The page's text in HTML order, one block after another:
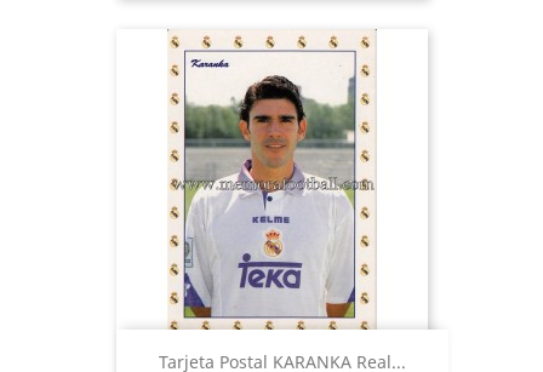
Tarjeta Postal KARANKA Real...